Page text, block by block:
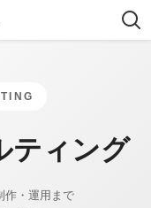
ティング
作・運用まで